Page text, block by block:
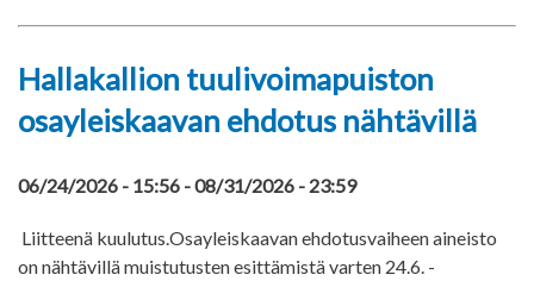
Hallakallion tuulivoimapuiston
osayleiskaavan ehdotus nähtävillä
06/24/2026 - 15:56 -08/31/2026 - 23:59
Liitteenä kuulutus.Osayleiskaavan ehdotusvaiheen aineisto
on nähtävillä muistutusten esittämistä varten 24.6. -